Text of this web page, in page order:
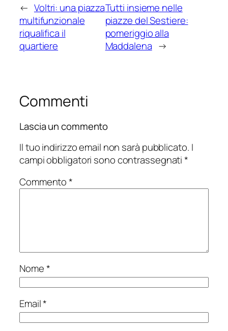
← Voltri: una piazza
multifunzionale
riqualifica il
quartiere
Tutti insieme nelle
piazze del Sestiere:
pomeriggio alla
Maddalena →
Commenti
Lascia un commento
Il tuo indirizzo email non sarà pubblicato. I
campi obbligatori sono contrassegnati*
Commento*
Nome*
Email*